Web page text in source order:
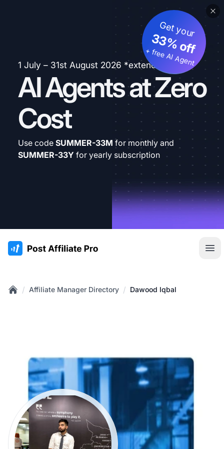
1 July – 31st August 2026 *extended
AI Agents at Zero
Cost
Get your
33% off
+ free AI Agent
Use code SUMMER-33M for monthly and
SUMMER-33Y for yearly subscription
:site.title
/ Affiliate Manager Directory / Dawood Iqbal